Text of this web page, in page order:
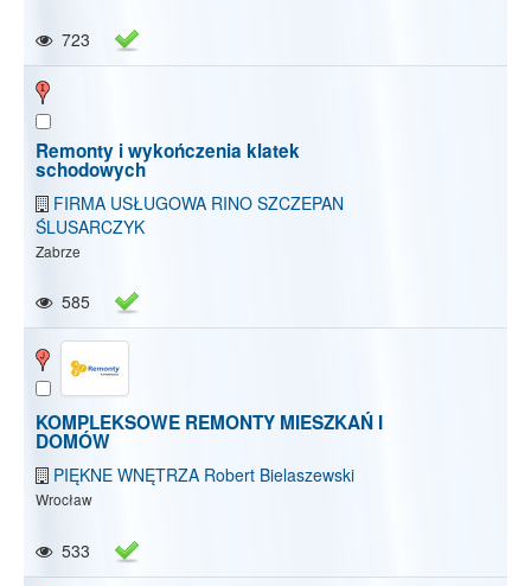
723
Remonty i wykończenia klatek
schodowych
FIRMA USŁUGOWA RINO SZCZEPAN
ŚLUSARCZYK
Zabrze
585
KOMPLEKSOWE REMONTY MIESZKAŃ I
DOMÓW
PIĘKNE WNĘTRZA Robert Bielaszewski
Wrocław
533